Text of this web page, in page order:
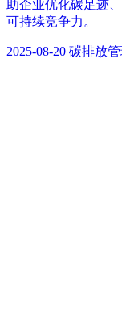
助企业优化碳足迹
可持续竞争力。
2025-08-20 碳排放